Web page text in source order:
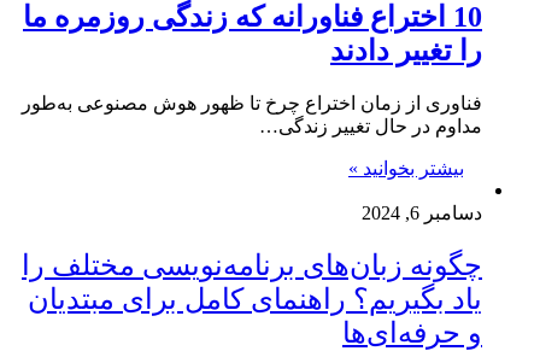
10 اختراع فناورانه که زندگی روزمره ما
را تغییر دادند
فناوری از زمان اختراع چرخ تا ظهور هوش مصنوعی به‌طور
مداوم در حال تغییر زندگی…
بیشتر بخوانید »
دسامبر 6, 2024
چگونه زبان‌های برنامه‌نویسی مختلف را
یاد بگیریم؟ راهنمای کامل برای مبتدیان
و حرفه‌ای‌ها